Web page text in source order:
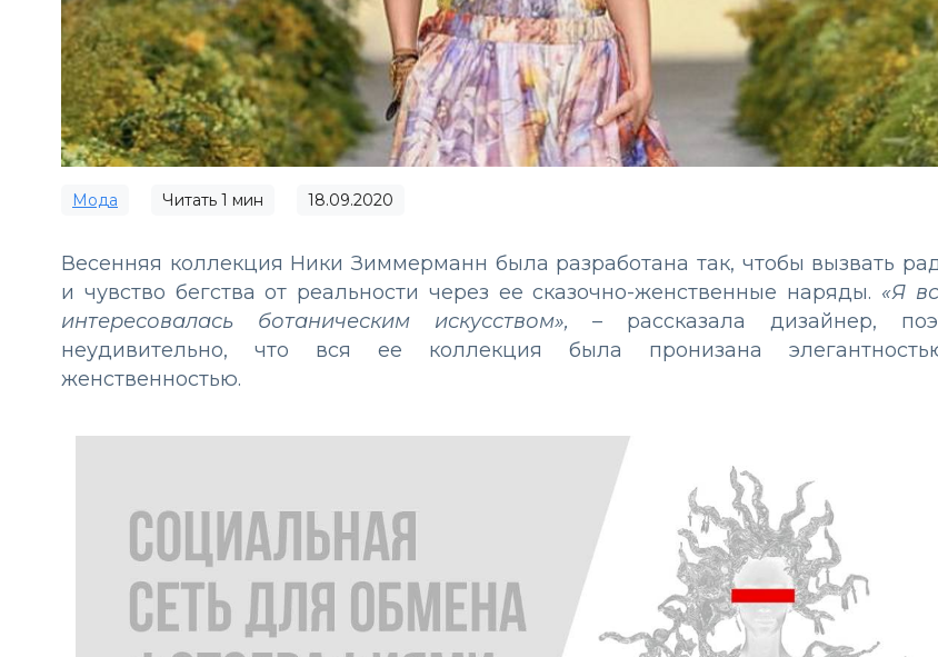
Мода Читать 1 мин 18.09.2020
Весенняя коллекция Ники Зиммерманн была разработана так, чтобы вызвать
и чувство бегства от реальности через ее сказочно-женственные наряды. «Я
интересовалась ботаническим искусством», – рассказала дизайнер,
неудивительно, что вся ее коллекция была пронизана
женственностью.